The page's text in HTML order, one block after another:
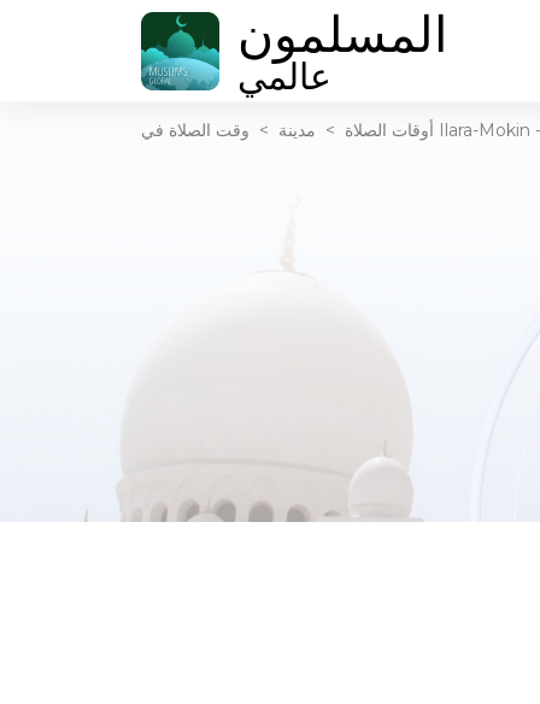
المسلمون
عالمي
أوقات الصلاة > مدينة >